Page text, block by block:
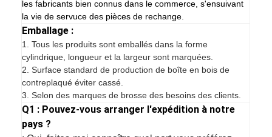
les fabricants bien connus dans le commerce, s'ensuivant
la vie de servuce des pièces de rechange.
Emballage :
1.Tous les produits sont emballés dans la forme
cylindrique, longueur et la largeur sont marquées.
2. Surface standard de production de boîte en bois de
contreplaqué éviter cassé.
3. Selon des marques de brosse des besoins des clients.
Q1 : Pouvez-vous arranger l'expédition à notre
pays ?